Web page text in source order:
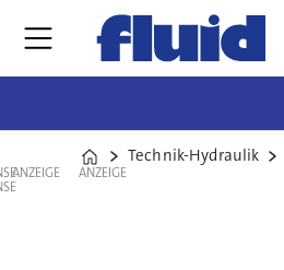
Home
Technik-Hydraulik
ANZEIGE ANZEIGE